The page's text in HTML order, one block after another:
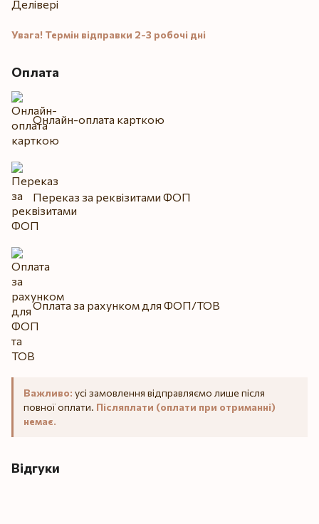
Увага! Термін відправки 2-3 робочі дні
Оплата
Онлайн-оплата карткою
Переказ за реквізитами ФОП
Оплата за рахунком для ФОП/ТОВ
Важливо: усі замовлення відправляємо лише після
повної оплати. Післяплати (оплати при отриманні)
немає.
Відгуки